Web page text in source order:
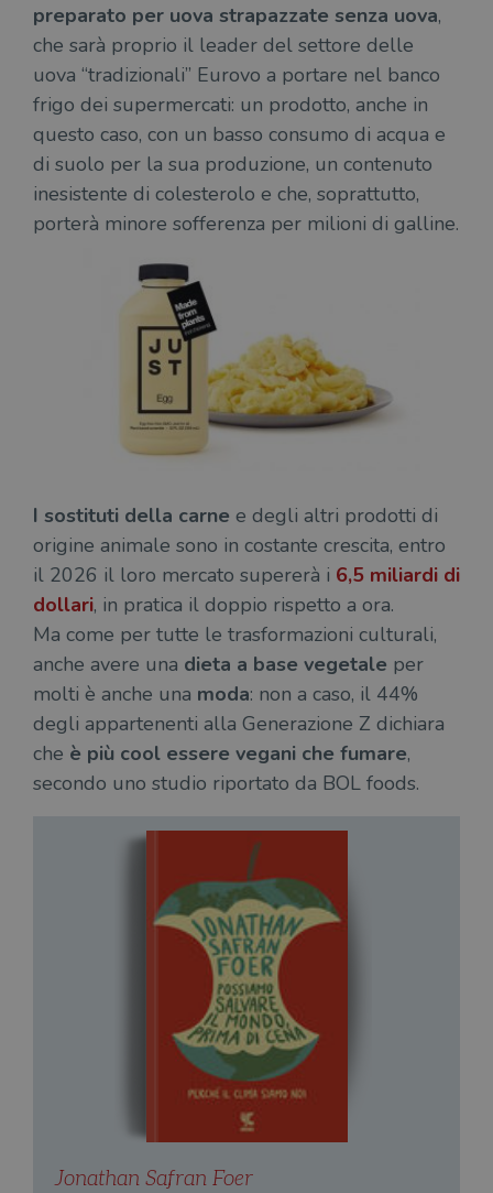
preparato per uova strapazzate senza uova,
che sarà proprio il leader del settore delle
uova “tradizionali” Eurovo a portare nel banco
frigo dei supermercati: un prodotto, anche in
questo caso, con un basso consumo di acqua e
di suolo per la sua produzione, un contenuto
inesistente di colesterolo e che, soprattutto,
porterà minore sofferenza per milioni di galline.
I sostituti della carne e degli altri prodotti di
origine animale sono in costante crescita, entro
il 2026 il loro mercato supererà i 6,5 miliardi di
dollari, in pratica il doppio rispetto a ora.
Ma come per tutte le trasformazioni culturali,
anche avere una dieta a base vegetale per
molti è anche una moda: non a caso, il 44%
degli appartenenti alla Generazione Z dichiara
che è più cool essere vegani che fumare,
secondo uno studio riportato da BOL foods.
Jonathan Safran Foer